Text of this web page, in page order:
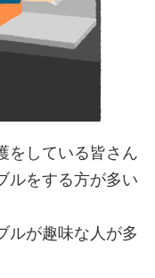
をしている皆さん
ルをする方が多い
ルが趣味な人が多